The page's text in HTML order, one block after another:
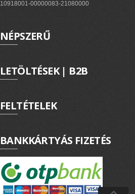
10918001-00000083-21080000
NÉPSZERŰ
LETÖLTÉSEK | B2B
FELTÉTELEK
BANKKÁRTYÁS FIZETÉS